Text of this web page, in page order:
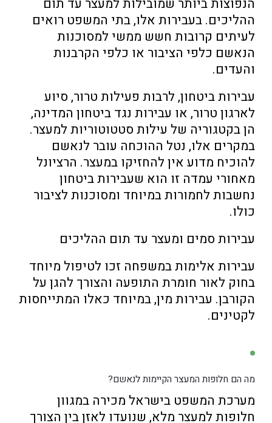
הנפוצות ביותר שמובילות למעצר עד תום
ההליכים. בעבירות אלו, בתי המשפט רואים
לעיתים קרובות חשש ממשי למסוכנות
הנאשם כלפי הציבור או כלפי הקרבנות
והעדים.
עבירות ביטחון, לרבות פעילות טרור, סיוע
לארגון טרור, או עבירות נגד ביטחון המדינה,
הן בקטגוריה של עילות סטטוטוריות למעצר.
במקרים אלו, נטל ההוכחה עובר לנאשם
להוכיח מדוע אין להחזיקו במעצר. הרציונל
מאחורי עמדה זו הוא שעבירות ביטחון
נחשבות לחמורות במיוחד ומסוכנות לציבור
כולו.
עבירות סמים ומעצר עד תום ההליכים
עבירות אלימות במשפחה זכו לטיפול מיוחד
בחוק לאור חומרת התופעה והצורך להגן על
הקורבן. עבירות מין, במיוחד כאלו המתייחסות
לקטינים.
מה הם חלופות המעצר הקיימות לנאשם?
מערכת המשפט בישראל מכירה במגוון
חלופות למעצר מלא, שנועדו לאזן בין הצורך